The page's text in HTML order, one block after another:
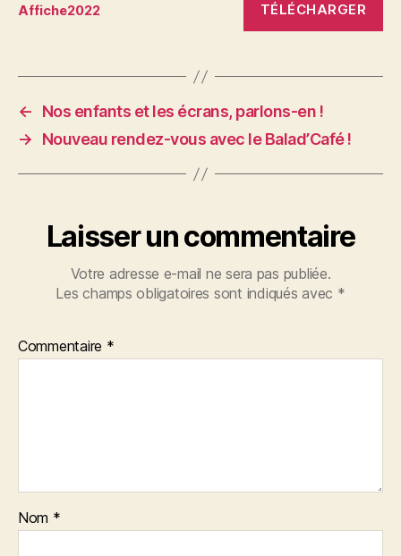
Affiche2022 TÉLÉCHARGER
←
Nos enfants et les écrans, parlons-en !
→
Nouveau rendez-vous avec le Balad’Café !
Laisser un commentaire
Votre adresse e-mail ne sera pas publiée.
Les champs obligatoires sont indiqués avec *
Commentaire *
Nom *